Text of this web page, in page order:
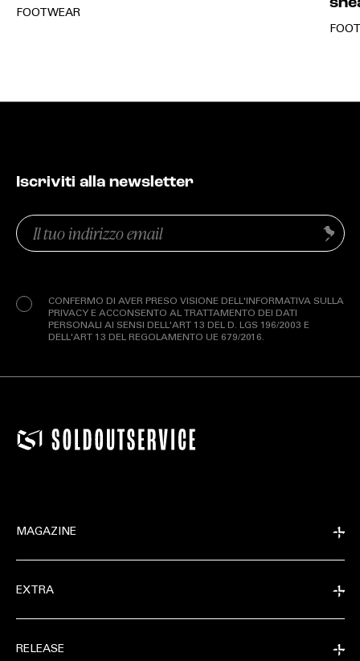
FOOTWEAR
Iscriviti alla newsletter
Email
(Obbligatorio)
CONFERMO DI AVER PRESO VISIONE DELL'INFORMATIVA SULLA
PRIVACY E ACCONSENTO AL TRATTAMENTO DEI DATI
PERSONALI AI SENSI DELL'ART 13 DEL D. LGS 196/2003 E
DELL'ART 13 DEL REGOLAMENTO UE 679/2016.
Invia
MAGAZINE
EXTRA
RELEASE